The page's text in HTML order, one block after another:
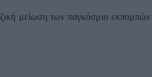
μείωση των παγκόσμιο